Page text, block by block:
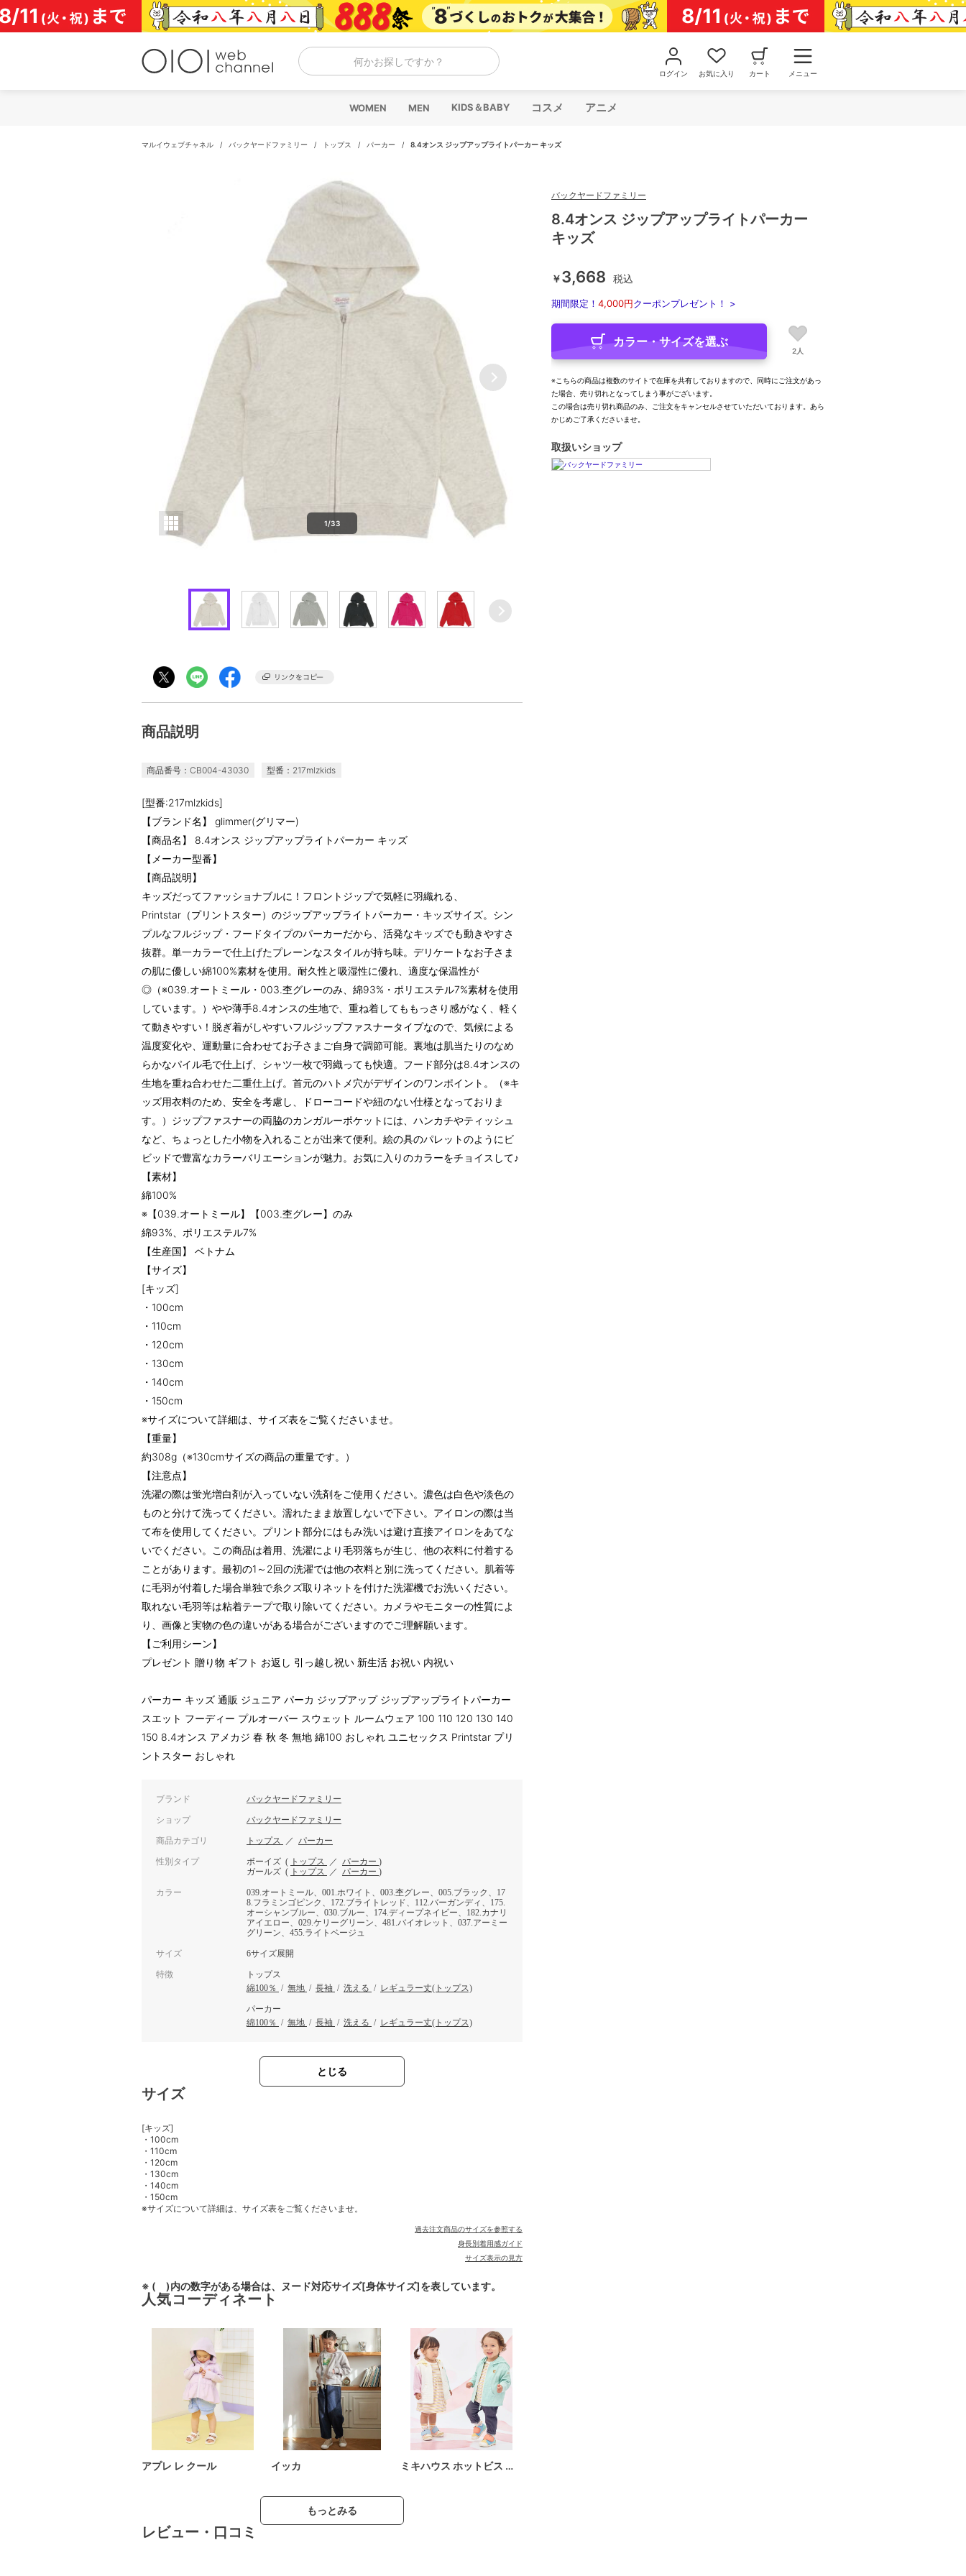
コ
ン
テ
何かお探しですか？
ログイン お気に入り カート メニュー
WOMEN MEN KIDS＆BABY コスメ アニメ
マルイウェブチャネル / バックヤードファミリー / トップス / パーカー / 8.4オンス ジップアップライトパーカー キッズ
1/33
商品説明
商品番号：CB004-43030 型番：217mlzkids
[型番:217mlzkids]
【ブランド名】 glimmer(グリマー)
【商品名】 8.4オンス ジップアップライトパーカー キッズ
【メーカー型番】
【商品説明】
キッズだってファッショナブルに！フロントジップで気軽に羽織れる、
Printstar（プリントスター）のジップアップライトパーカー・キッズサイズ。シン
プルなフルジップ・フードタイプのパーカーだから、活発なキッズでも動きやすさ
抜群。単一カラーで仕上げたプレーンなスタイルが持ち味。デリケートなお子さま
の肌に優しい綿100%素材を使用。耐久性と吸湿性に優れ、適度な保温性が
◎（※039.オートミール・003.杢グレーのみ、綿93%・ポリエステル7%素材を使用
しています。）やや薄手8.4オンスの生地で、重ね着してももっさり感がなく、軽く
て動きやすい！脱ぎ着がしやすいフルジップファスナータイプなので、気候による
温度変化や、運動量に合わせてお子さまご自身で調節可能。裏地は肌当たりのなめ
らかなパイル毛で仕上げ、シャツ一枚で羽織っても快適。フード部分は8.4オンスの
生地を重ね合わせた二重仕上げ。首元のハトメ穴がデザインのワンポイント。（※キ
ッズ用衣料のため、安全を考慮し、ドローコードや紐のない仕様となっておりま
す。）ジップファスナーの両脇のカンガルーポケットには、ハンカチやティッシュ
など、ちょっとした小物を入れることが出来て便利。絵の具のパレットのようにビ
ビッドで豊富なカラーバリエーションが魅力。お気に入りのカラーをチョイスして♪
【素材】
綿100%
※【039.オートミール】【003.杢グレー】のみ
綿93%、ポリエステル7%
【生産国】 ベトナム
【サイズ】
[キッズ]
・100cm
・110cm
・120cm
・130cm
・140cm
・150cm
※サイズについて詳細は、サイズ表をご覧くださいませ。
【重量】
約308g（※130cmサイズの商品の重量です。）
【注意点】
洗濯の際は蛍光増白剤が入っていない洗剤をご使用ください。濃色は白色や淡色の
ものと分けて洗ってください。濡れたまま放置しないで下さい。アイロンの際は当
て布を使用してください。プリント部分にはもみ洗いは避け直接アイロンをあてな
いでください。この商品は着用、洗濯により毛羽落ちが生じ、他の衣料に付着する
ことがあります。最初の1～2回の洗濯では他の衣料と別に洗ってください。肌着等
に毛羽が付着した場合単独で糸クズ取りネットを付けた洗濯機でお洗いください。
取れない毛羽等は粘着テープで取り除いてください。カメラやモニターの性質によ
り、画像と実物の色の違いがある場合がございますのでご理解願います。
【ご利用シーン】
プレゼント 贈り物 ギフト お返し 引っ越し祝い 新生活 お祝い 内祝い
パーカー キッズ 通販 ジュニア パーカ ジップアップ ジップアップライトパーカー
スエット フーディー プルオーバー スウェット ルームウェア 100 110 120 130 140
150 8.4オンス アメカジ 春 秋 冬 無地 綿100 おしゃれ ユニセックス Printstar プリ
ントスター おしゃれ
ブランド バックヤードファミリー
ショップ バックヤードファミリー
商品カテゴリ トップス ／ パーカー
性別タイプ ボーイズ ( トップス ／ パーカー )
ガールズ ( トップス ／ パーカー )
カラー
039.オートミール、001.ホワイト、003.杢グレー、005.ブラック、17
8.フラミンゴピンク、172.ブライトレッド、112.バーガンディ、175.
オーシャンブルー、030.ブルー、174.ディープネイビー、182.カナリ
アイエロー、029.ケリーグリーン、481.バイオレット、037.アーミー
グリーン、455.ライトベージュ
サイズ 6サイズ展開
特徴
トップス
綿100％ / 無地 / 長袖 / 洗える / レギュラー丈(トップス)
パーカー
綿100％ / 無地 / 長袖 / 洗える / レギュラー丈(トップス)
とじる
サイズ
[キッズ]
・100cm
・110cm
・120cm
・130cm
・140cm
・150cm
※サイズについて詳細は、サイズ表をご覧くださいませ。
過去注文商品のサイズを参照する
身長別着用感ガイド
サイズ表示の見方
※ ( )内の数字がある場合は、ヌード対応サイズ[身体サイズ]を表しています。
人気コーディネート
アプレ レ クール イッカ ミキハウス ホットビス …
もっとみる
レビュー・口コミ
バックヤードファミリー
8.4オンス ジップアップライトパーカー
キッズ
￥3,668 税込
期間限定！ 4,000円クーポンプレゼント！ >
カラー・サイズを選ぶ
2人
※こちらの商品は複数のサイトで在庫を共有しておりますので、同時にご注文があっ
た場合、売り切れとなってしまう事がございます。
この場合は売り切れ商品のみ、ご注文をキャンセルさせていただいております。あら
かじめご了承くださいませ。
取扱いショップ